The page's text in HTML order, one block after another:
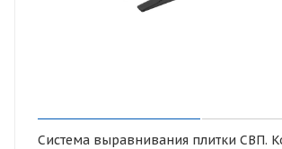
Система выравнивания плитки СВП.